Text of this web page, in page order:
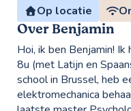
Op locatie
Over Benjamin
Hoi, ik ben Benjamin!
8u (met Latijn en
school in Brussel, heb
elektromechanica